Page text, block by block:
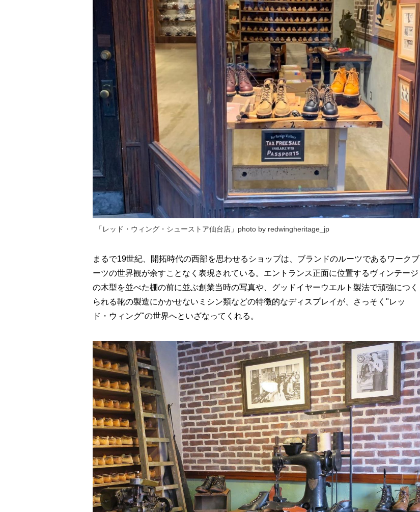
「レッド・ウィング・シューストア仙台店」photo by redwingheritage_jp
まるで19世紀、開拓時代の西部を思わせるショップは、ブランドのルーツであるワークブ
ーツの世界観が余すことなく表現されている。エントランス正面に位置するヴィンテージ
の木型を並べた棚の前に並ぶ創業当時の写真や、グッドイヤーウエルト製法で頑強につく
られる靴の製造にかかせないミシン類などの特徴的なディスプレイが、さっそく"レッ
ド・ウィング"の世界へといざなってくれる。